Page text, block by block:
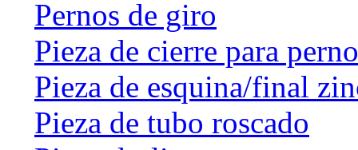
Pernos de giro
Pieza de cierre para
Pieza de esquina/final
Pieza de tubo roscado